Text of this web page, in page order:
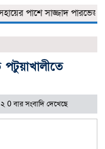
পাশে সাজ্জাদ পারভেজ
পটুয়াখালীতে
0 বার সংবাদি দেখেছে